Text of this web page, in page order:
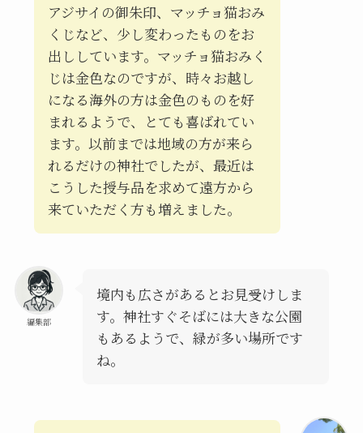
アジサイの御朱印、マッチョ猫おみ
くじなど、少し変わったものをお
出ししています。マッチョ猫おみく
じは金色なのですが、時々お越し
になる海外の方は金色のものを好
まれるようで、とても喜ばれてい
ます。以前までは地域の方が来ら
れるだけの神社でしたが、最近は
こうした授与品を求めて遠方から
来ていただく方も増えました。
編集部
境内も広さがあるとお見受けしま
す。神社すぐそばには大きな公園
もあるようで、緑が多い場所です
ね。